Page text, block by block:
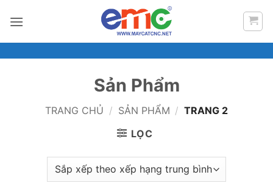
qua
Sản Phẩm
TRANG CHỦ / SẢN PHẨM / TRANG 2
LỌC